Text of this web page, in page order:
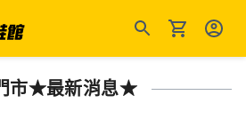
市★最新消息★